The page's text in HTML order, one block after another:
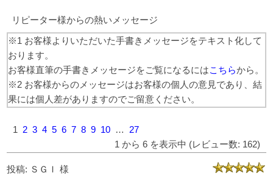
リピーター様からの熱いメッセージ
※1 お客様よりいただいた手書きメッセージをテキスト化して
おります。
お客様直筆の手書きメッセージをご覧になるにはこちらから。
※2 お客様からのメッセージはお客様の個人の意見であり、結
果には個人差がありますのでご留意ください。
1 2 3 4 5 6 7 8 9 10 …
27
1 から 6 を表示中 (レビュー数: 162)
投稿: ＳＧＩ 様